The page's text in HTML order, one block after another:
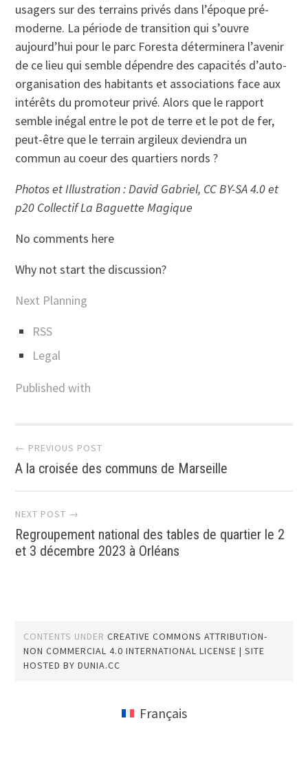
usagers sur des terrains privés dans l’époque pré-
moderne. La période de transition qui s’ouvre
aujourd’hui pour le parc Foresta déterminera l’avenir
de ce lieu qui semble dépendre des capacités d’auto-
organisation des habitants et associations face aux
intérêts du promoteur privé. Alors que le rapport
semble inégal entre le pot de terre et le pot de fer,
peut-être que le terrain argileux deviendra un
commun au coeur des quartiers nords ?
Photos et Illustration : David Gabriel, CC BY-SA 4.0 et
p20 Collectif La Baguette Magique
No comments here
Why not start the discussion?
Next Planning
RSS
Legal
Published with
Post
navigation
← PREVIOUS POST
A la croisée des communs de Marseille
NEXT POST →
Regroupement national des tables de quartier le 2
et 3 décembre 2023 à Orléans
CONTENTS UNDERCREATIVE COMMONS ATTRIBUTION-
NON COMMERCIAL 4.0 INTERNATIONAL LICENSE| SITE
HOSTED BYDUNIA.CC
Français